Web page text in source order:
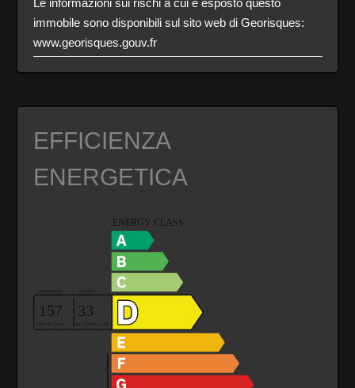
immobile sono disponibili sul sito web di Georisques:
www.georisques.gouv.fr
EFFICIENZA
ENERGETICA